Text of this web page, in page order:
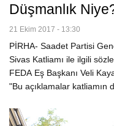
Düşmanlık
21 Ekim 2017 - 13:30
PİRHA- Saadet Partisi
Sivas Katliamı ile ilgili
FEDA Eş Başkanı Veli
"Bu açıklamalar katliamın